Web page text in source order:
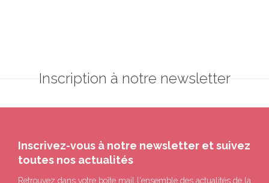
Inscription à notre newsletter
Inscrivez-vous à notre newsletter et suivez
toutes nos actualités
Retrouvez dans votre boîte mail l'ensemble des actualités de la